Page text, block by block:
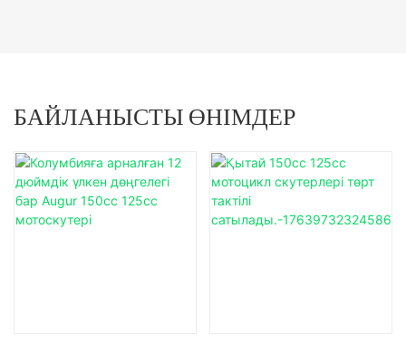
БАЙЛАНЫСТЫ ӨНІМДЕР